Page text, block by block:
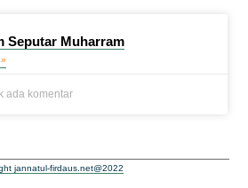
Seputar Muharram
ada komentar
jannatul-firdaus.net@2022